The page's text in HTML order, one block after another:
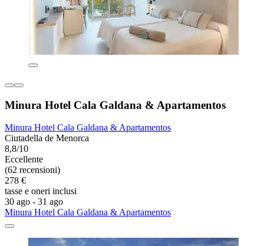
Minura Hotel Cala Galdana & Apartamentos
Minura Hotel Cala Galdana & Apartamentos
Ciutadella de Menorca
8,8/10
Eccellente
(62 recensioni)
278 €
tasse e oneri inclusi
30 ago - 31 ago
Minura Hotel Cala Galdana & Apartamentos